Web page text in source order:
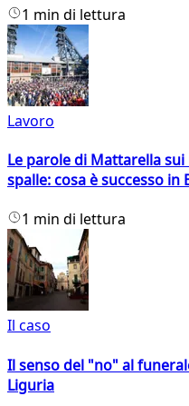
1 min di lettura
Lavoro
Le parole di Mattarella
spalle: cosa è successo in
1 min di lettura
Il caso
Il senso del "no" al
Liguria